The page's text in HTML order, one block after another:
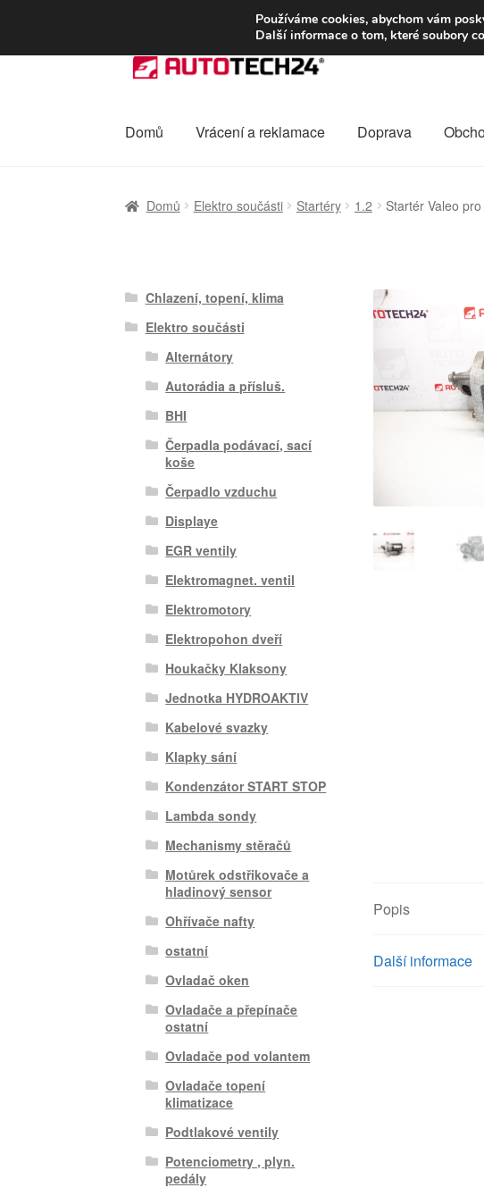
DOPRAVA od 139,-Kč
Přeskočit
na
Přejít
webu
Domů Vrácení a reklamace Doprava
Domů Elektro součásti Startéry 1.2 Startér Valeo
Popis
Další informace
Chlazení, topení, klima
Elektro součásti
Alternátory
Autorádia a přísluš.
BHI
Čerpadla podávací, sací
koše
Čerpadlo vzduchu
Displaye
EGR ventily
Elektromagnet. ventil
Elektromotory
Elektropohon dveří
Houkačky Klaksony
Jednotka HYDROAKTIV
Kabelové svazky
Klapky sání
Kondenzátor START STOP
Lambda sondy
Mechanismy stěračů
Motůrek odstřikovače a
hladinový sensor
Ohřívače nafty
ostatní
Ovladač oken
Ovladače a přepínače
ostatní
Ovladače pod volantem
Ovladače topení
klimatizace
Podtlakové ventily
Potenciometry , plyn.
pedály
Používáme cookies, abychom vám
Další informace o tom, které soubory